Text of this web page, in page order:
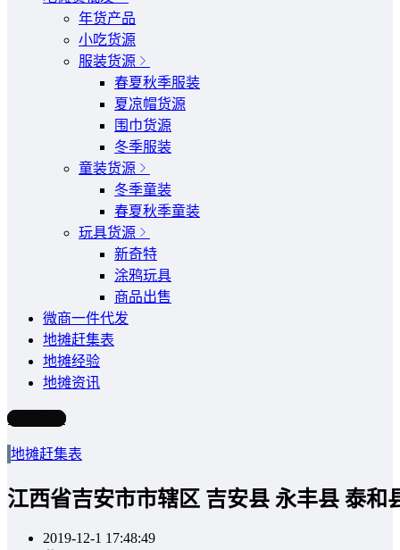
年货产品
小吃货源
服装货源
春夏秋季服装
夏凉帽货源
围巾货源
冬季服装
童装货源
冬季童装
春夏秋季童装
玩具货源
新奇特
涂鸦玩具
商品出售
微商一件代发
地摊赶集表
地摊经验
地摊资讯
写文章
地摊赶集表
江西省吉安市市辖区 吉安县 永丰县 泰和
2019-12-1 17:48:49